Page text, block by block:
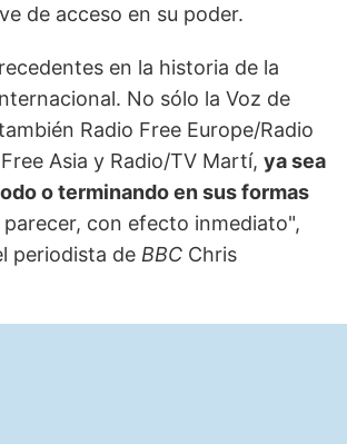
de acceso en su poder.
en la historia de la
No sólo la Voz de
Radio Free Europe/Radio
Asia y Radio/TV Martí, ya sea
o terminando en sus formas
parecer, con efecto inmediato",
periodista de BBC Chris